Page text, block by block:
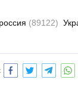
россия (89122)